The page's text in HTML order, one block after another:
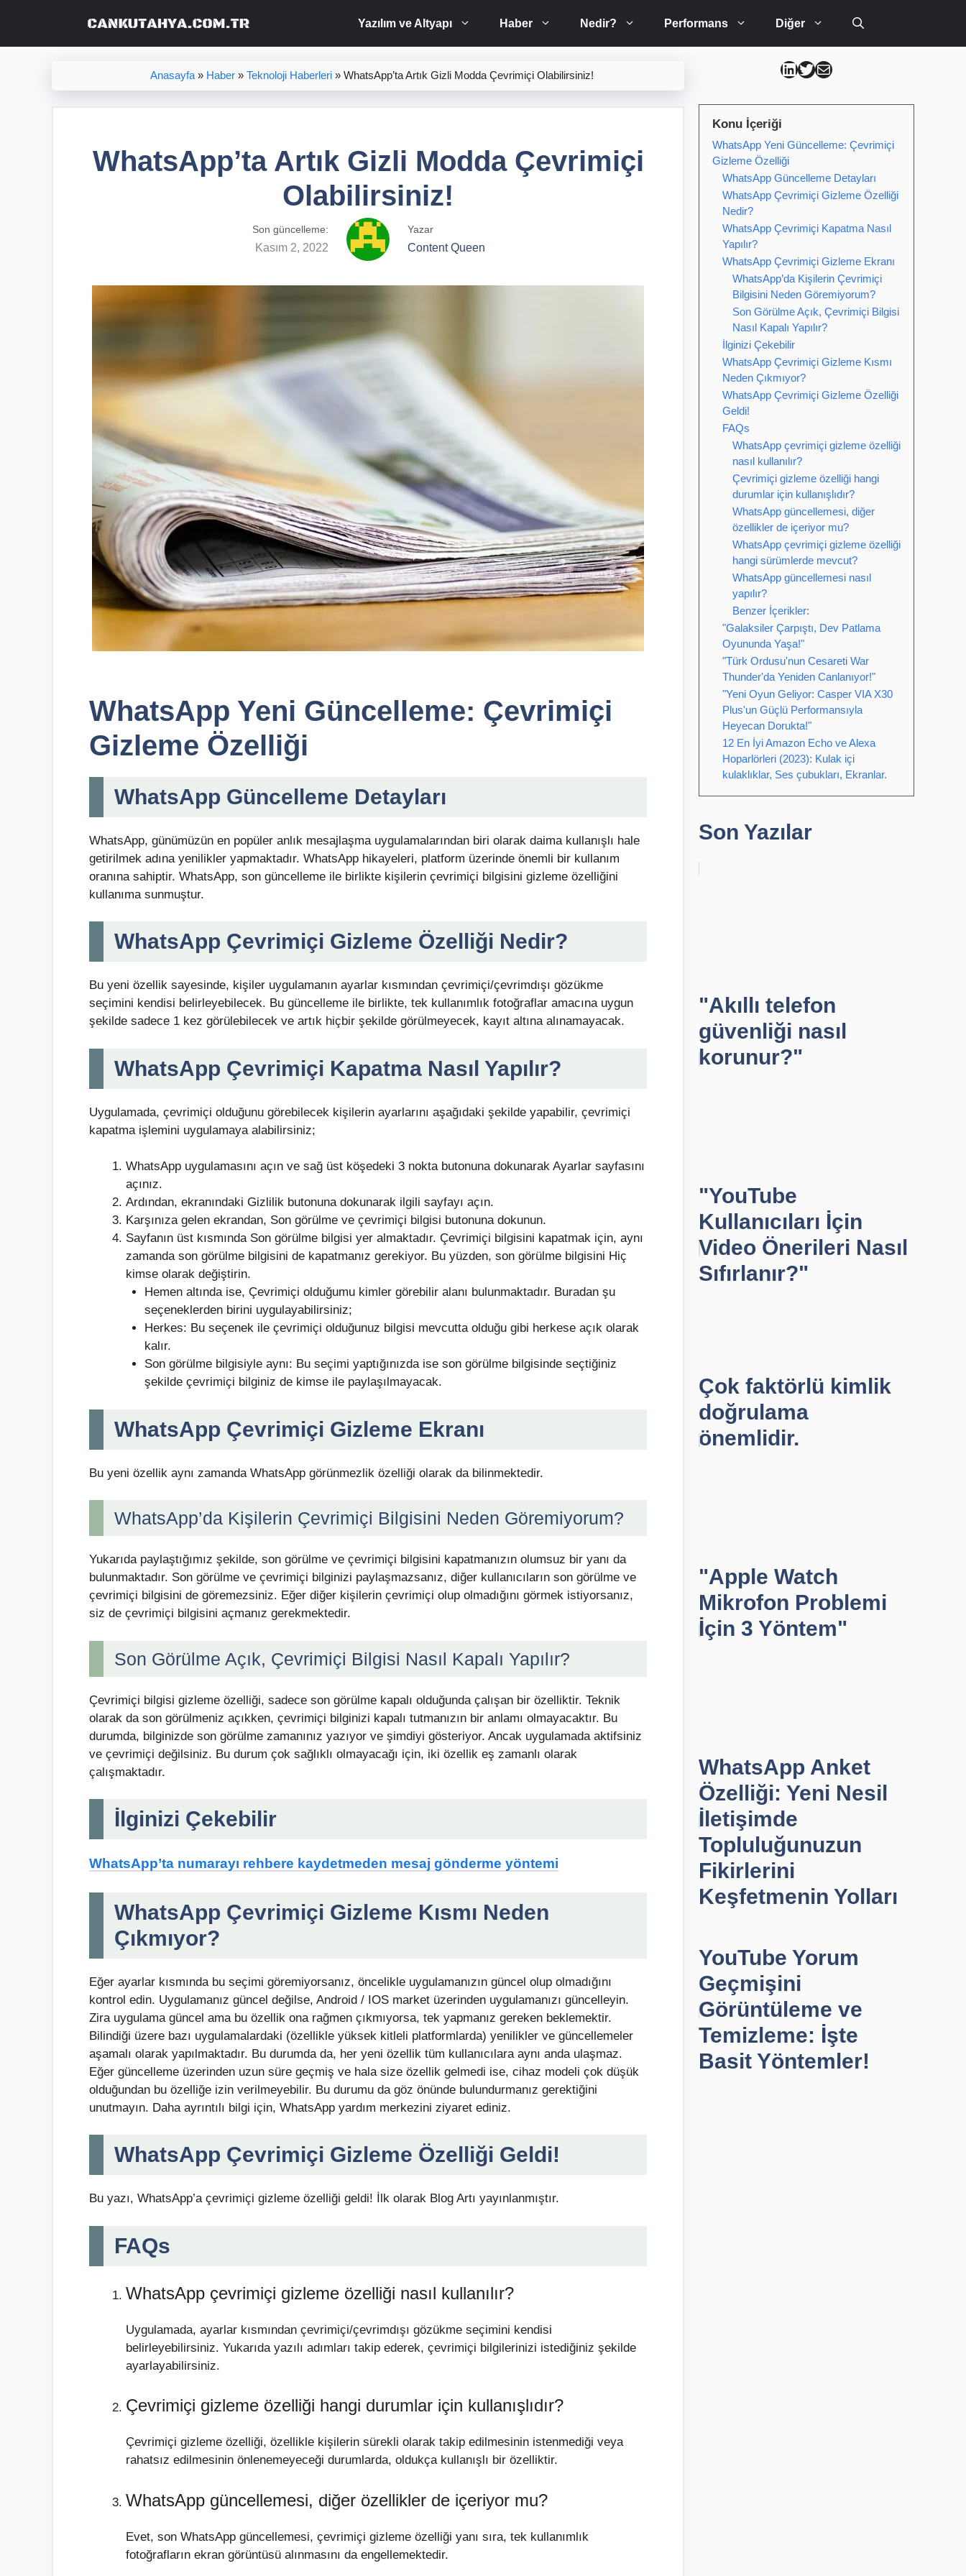
Yazılım ve Altyapı Haber Nedir? Performans Diğer
Anasayfa» Haber» Teknoloji Haberleri» WhatsApp’ta Artık Gizli Modda Çevrimiçi Olabilirsiniz!
WhatsApp’ta Artık Gizli Modda Çevrimiçi
Olabilirsiniz!
Son güncelleme:
Kasım 2, 2022
Yazar
Content Queen
WhatsApp Yeni Güncelleme: Çevrimiçi
Gizleme Özelliği
WhatsApp Güncelleme Detayları
WhatsApp, günümüzün en popüler anlık mesajlaşma uygulamalarından biri olarak daima kullanışlı hale
getirilmek adına yenilikler yapmaktadır. WhatsApp hikayeleri, platform üzerinde önemli bir kullanım
oranına sahiptir. WhatsApp, son güncelleme ile birlikte kişilerin çevrimiçi bilgisini gizleme özelliğini
kullanıma sunmuştur.
WhatsApp Çevrimiçi Gizleme Özelliği Nedir?
Bu yeni özellik sayesinde, kişiler uygulamanın ayarlar kısmından çevrimiçi/çevrimdışı gözükme
seçimini kendisi belirleyebilecek. Bu güncelleme ile birlikte, tek kullanımlık fotoğraflar amacına uygun
şekilde sadece 1 kez görülebilecek ve artık hiçbir şekilde görülmeyecek, kayıt altına alınamayacak.
WhatsApp Çevrimiçi Kapatma Nasıl Yapılır?
Uygulamada, çevrimiçi olduğunu görebilecek kişilerin ayarlarını aşağıdaki şekilde yapabilir, çevrimiçi
kapatma işlemini uygulamaya alabilirsiniz;
WhatsApp uygulamasını açın ve sağ üst köşedeki 3 nokta butonuna dokunarak Ayarlar sayfasını
açınız.
Ardından, ekranındaki Gizlilik butonuna dokunarak ilgili sayfayı açın.
Karşınıza gelen ekrandan, Son görülme ve çevrimiçi bilgisi butonuna dokunun.
Sayfanın üst kısmında Son görülme bilgisi yer almaktadır. Çevrimiçi bilgisini kapatmak için, aynı
zamanda son görülme bilgisini de kapatmanız gerekiyor. Bu yüzden, son görülme bilgisini Hiç
kimse olarak değiştirin.
Hemen altında ise, Çevrimiçi olduğumu kimler görebilir alanı bulunmaktadır. Buradan şu
seçeneklerden birini uygulayabilirsiniz;
Herkes: Bu seçenek ile çevrimiçi olduğunuz bilgisi mevcutta olduğu gibi herkese açık olarak
kalır.
Son görülme bilgisiyle aynı: Bu seçimi yaptığınızda ise son görülme bilgisinde seçtiğiniz
şekilde çevrimiçi bilginiz de kimse ile paylaşılmayacak.
WhatsApp Çevrimiçi Gizleme Ekranı
Bu yeni özellik aynı zamanda WhatsApp görünmezlik özelliği olarak da bilinmektedir.
WhatsApp’da Kişilerin Çevrimiçi Bilgisini Neden Göremiyorum?
Yukarıda paylaştığımız şekilde, son görülme ve çevrimiçi bilgisini kapatmanızın olumsuz bir yanı da
bulunmaktadır. Son görülme ve çevrimiçi bilginizi paylaşmazsanız, diğer kullanıcıların son görülme ve
çevrimiçi bilgisini de göremezsiniz. Eğer diğer kişilerin çevrimiçi olup olmadığını görmek istiyorsanız,
siz de çevrimiçi bilgisini açmanız gerekmektedir.
Son Görülme Açık, Çevrimiçi Bilgisi Nasıl Kapalı Yapılır?
Çevrimiçi bilgisi gizleme özelliği, sadece son görülme kapalı olduğunda çalışan bir özelliktir. Teknik
olarak da son görülmeniz açıkken, çevrimiçi bilginizi kapalı tutmanızın bir anlamı olmayacaktır. Bu
durumda, bilginizde son görülme zamanınız yazıyor ve şimdiyi gösteriyor. Ancak uygulamada aktifsiniz
ve çevrimiçi değilsiniz. Bu durum çok sağlıklı olmayacağı için, iki özellik eş zamanlı olarak
çalışmaktadır.
İlginizi Çekebilir
WhatsApp’ta numarayı rehbere kaydetmeden mesaj gönderme yöntemi
WhatsApp Çevrimiçi Gizleme Kısmı Neden
Çıkmıyor?
Eğer ayarlar kısmında bu seçimi göremiyorsanız, öncelikle uygulamanızın güncel olup olmadığını
kontrol edin. Uygulamanız güncel değilse, Android / IOS market üzerinden uygulamanızı güncelleyin.
Zira uygulama güncel ama bu özellik ona rağmen çıkmıyorsa, tek yapmanız gereken beklemektir.
Bilindiği üzere bazı uygulamalardaki (özellikle yüksek kitleli platformlarda) yenilikler ve güncellemeler
aşamalı olarak yapılmaktadır. Bu durumda da, her yeni özellik tüm kullanıcılara aynı anda ulaşmaz.
Eğer güncelleme üzerinden uzun süre geçmiş ve hala size özellik gelmedi ise, cihaz modeli çok düşük
olduğundan bu özelliğe izin verilmeyebilir. Bu durumu da göz önünde bulundurmanız gerektiğini
unutmayın. Daha ayrıntılı bilgi için, WhatsApp yardım merkezini ziyaret ediniz.
WhatsApp Çevrimiçi Gizleme Özelliği Geldi!
Bu yazı, WhatsApp’a çevrimiçi gizleme özelliği geldi! İlk olarak Blog Artı yayınlanmıştır.
FAQs
WhatsApp çevrimiçi gizleme özelliği nasıl kullanılır?
Uygulamada, ayarlar kısmından çevrimiçi/çevrimdışı gözükme seçimini kendisi
belirleyebilirsiniz. Yukarıda yazılı adımları takip ederek, çevrimiçi bilgilerinizi istediğiniz şekilde
ayarlayabilirsiniz.
Çevrimiçi gizleme özelliği hangi durumlar için kullanışlıdır?
Çevrimiçi gizleme özelliği, özellikle kişilerin sürekli olarak takip edilmesinin istenmediği veya
rahatsız edilmesinin önlenemeyeceği durumlarda, oldukça kullanışlı bir özelliktir.
WhatsApp güncellemesi, diğer özellikler de içeriyor mu?
Evet, son WhatsApp güncellemesi, çevrimiçi gizleme özelliği yanı sıra, tek kullanımlık
fotoğrafların ekran görüntüsü alınmasını da engellemektedir.
Can Kütahya Linkedin
Can Kütahya Twitter
Can Kütahya Mail
Konu İçeriği
WhatsApp Yeni Güncelleme: Çevrimiçi
Gizleme Özelliği
WhatsApp Güncelleme Detayları
WhatsApp Çevrimiçi Gizleme Özelliği
Nedir?
WhatsApp Çevrimiçi Kapatma Nasıl
Yapılır?
WhatsApp Çevrimiçi Gizleme Ekranı
WhatsApp’da Kişilerin Çevrimiçi
Bilgisini Neden Göremiyorum?
Son Görülme Açık, Çevrimiçi Bilgisi
Nasıl Kapalı Yapılır?
İlginizi Çekebilir
WhatsApp Çevrimiçi Gizleme Kısmı
Neden Çıkmıyor?
WhatsApp Çevrimiçi Gizleme Özelliği
Geldi!
FAQs
WhatsApp çevrimiçi gizleme özelliği
nasıl kullanılır?
Çevrimiçi gizleme özelliği hangi
durumlar için kullanışlıdır?
WhatsApp güncellemesi, diğer
özellikler de içeriyor mu?
WhatsApp çevrimiçi gizleme özelliği
hangi sürümlerde mevcut?
WhatsApp güncellemesi nasıl
yapılır?
Benzer İçerikler:
"Galaksiler Çarpıştı, Dev Patlama
Oyununda Yaşa!"
"Türk Ordusu'nun Cesareti War
Thunder'da Yeniden Canlanıyor!"
"Yeni Oyun Geliyor: Casper VIA X30
Plus'un Güçlü Performansıyla
Heyecan Dorukta!"
12 En İyi Amazon Echo ve Alexa
Hoparlörleri (2023): Kulak içi
kulaklıklar, Ses çubukları, Ekranlar.
Son Yazılar
"Akıllı telefon
güvenliği nasıl
korunur?"
"YouTube
Kullanıcıları İçin
Video Önerileri Nasıl
Sıfırlanır?"
Çok faktörlü kimlik
doğrulama
önemlidir.
"Apple Watch
Mikrofon Problemi
İçin 3 Yöntem"
WhatsApp Anket
Özelliği: Yeni Nesil
İletişimde
Topluluğunuzun
Fikirlerini
Keşfetmenin Yolları
YouTube Yorum
Geçmişini
Görüntüleme ve
Temizleme: İşte
Basit Yöntemler!